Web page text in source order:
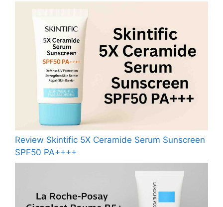
Review Skintific 5X Ceramide Serum Sunscreen
SPF50 PA++++